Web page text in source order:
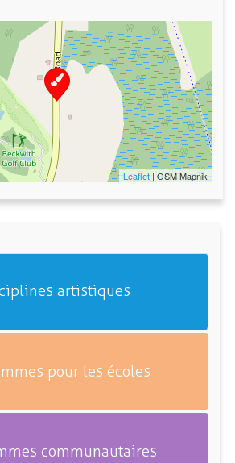
Leaflet| OSM Mapnik
artistiques
pour les écoles
communautaires